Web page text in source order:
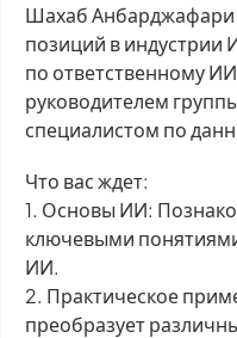
Шахаб Анбарджафари
позиций в индустрии
по ответственному
руководителем
специалистом по
Что вас ждет:
1. Основы ИИ:
ключевыми
ИИ.
2. Практическое
преобразует